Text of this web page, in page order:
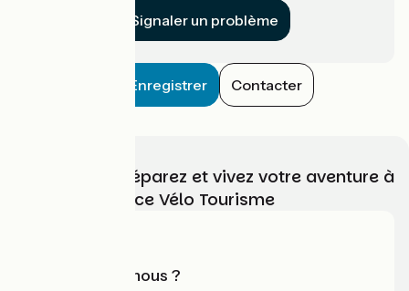
Signaler un problème
Enregistrer Contacter
Choisissez, préparez et vivez votre aventure à
vélo avec France Vélo Tourisme
Qui sommes-nous ?